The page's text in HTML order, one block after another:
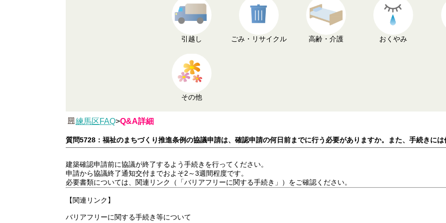
引越し ごみ・リサイクル 高齢・介護 おくやみ
その他
練馬区FAQ>Q&A詳細
質問5728：福祉のまちづくり推進条例の協議申請は、確認申請の何日前までに行う必要がありますか。また、手続きに
建築確認申請前に協議が終了するよう手続きを行ってください。
申請から協議終了通知交付までおよそ2～3週間程度です。
必要書類については、関連リンク（「バリアフリーに関する手続き」）をご確認ください。
【関連リンク】
バリアフリーに関する手続き等について